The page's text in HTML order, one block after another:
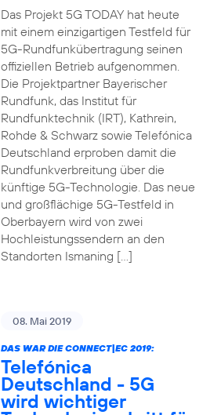
Das Projekt 5G TODAY hat heute
mit einem einzigartigen Testfeld für
5G-Rundfunkübertragung seinen
offiziellen Betrieb aufgenommen.
Die Projektpartner Bayerischer
Rundfunk, das Institut für
Rundfunktechnik (IRT), Kathrein,
Rohde & Schwarz sowie Telefónica
Deutschland erproben damit die
Rundfunkverbreitung über die
künftige 5G-Technologie. Das neue
und großflächige 5G-Testfeld in
Oberbayern wird von zwei
Hochleistungssendern an den
Standorten Ismaning […]
08. Mai 2019
DAS WAR DIE CONNECT|EC 2019:
Telefónica
Deutschland - 5G
wird wichtiger